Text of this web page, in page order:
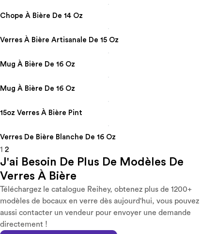
Chope À Bière De 14 Oz
Verres À Bière Artisanale De 15 Oz
Mug À Bière De 16 Oz
Mug À Bière De 16 Oz
15oz Verres À Bière Pint
Verres De Bière Blanche De 16 Oz
1 2
J'ai Besoin De Plus De Modèles De
Verres À Bière
Téléchargez le catalogue Reihey, obtenez plus de 1200+
modèles de bocaux en verre dès aujourd'hui, vous pouvez
aussi contacter un vendeur pour envoyer une demande
directement !